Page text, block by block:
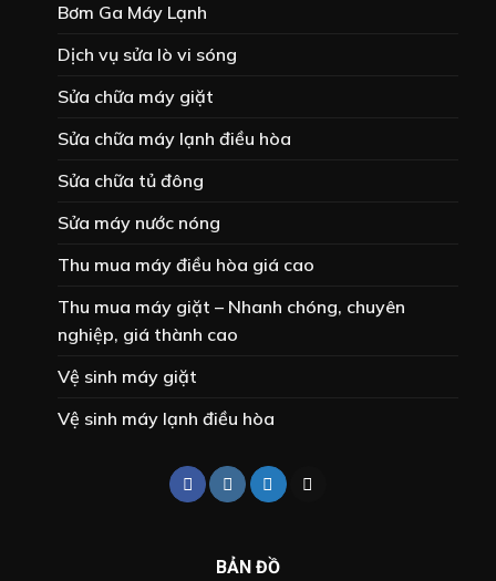
Bơm Ga Máy Lạnh
Dịch vụ sửa lò vi sóng
Sửa chữa máy giặt
Sửa chữa máy lạnh điều hòa
Sửa chữa tủ đông
Sửa máy nước nóng
Thu mua máy điều hòa giá cao
Thu mua máy giặt – Nhanh chóng, chuyên
nghiệp, giá thành cao
Vệ sinh máy giặt
Vệ sinh máy lạnh điều hòa
BẢN ĐỒ